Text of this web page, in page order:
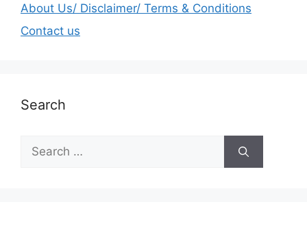
About Us/ Disclaimer/ Terms & Conditions
Contact us
Search